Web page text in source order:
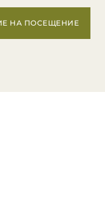
НА ПОСЕЩЕНИЕ